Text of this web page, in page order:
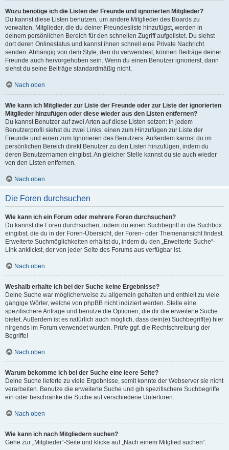
Wozu benötige ich die Listen der Freunde und ignorierten Mitglieder?
Du kannst diese Listen benutzen, um andere Mitglieder des Boards zu
verwalten. Mitglieder, die du deiner Freundesliste hinzufügst, werden in
deinem persönlichen Bereich für den schnellen Zugriff aufgelistet. Du siehst
dort deren Onlinestatus und kannst ihnen schnell eine Private Nachricht
senden. Abhängig von dem Style, den du verwendest, können Beiträge deiner
Freunde auch hervorgehoben sein. Wenn du einen Benutzer ignorierst, dann
siehst du seine Beiträge standardmäßig nicht.
Nach oben
Wie kann ich Mitglieder zur Liste der Freunde oder zur Liste der ignorierten
Mitglieder hinzufügen oder diese wieder aus den Listen entfernen?
Du kannst Benutzer auf zwei Arten auf diese Listen setzen: In jedem
Benutzerprofil siehst du zwei Links: einen zum Hinzufügen zur Liste der
Freunde und einen zum Ignorieren des Benutzers. Außerdem kannst du im
persönlichen Bereich direkt Benutzer zu den Listen hinzufügen, indem du
deren Benutzernamen eingibst. An gleicher Stelle kannst du sie auch wieder
von den Listen entfernen.
Nach oben
Die Foren durchsuchen
Wie kann ich ein Forum oder mehrere Foren durchsuchen?
Du kannst die Foren durchsuchen, indem du einen Suchbegriff in die Suchbox
eingibst, die du in der Foren-Übersicht, der Foren- oder Themenansicht findest.
Erweiterte Suchmöglichkeiten erhältst du, indem du den „Erweiterte Suche“-
Link anklickst, der von jeder Seite des Forums aus verfügbar ist.
Nach oben
Weshalb erhalte ich bei der Suche keine Ergebnisse?
Deine Suche war möglicherweise zu allgemein gehalten und enthielt zu viele
gängige Wörter, welche von phpBB nicht indiziert werden. Stelle eine
spezifischere Anfrage und benutze die Optionen, die dir die erweiterte Suche
bietet. Außerdem ist es natürlich auch möglich, dass dein(e) Suchbegriff(e) hier
nirgends im Forum verwendet wurden. Prüfe ggf. die Rechtschreibung der
Begriffe!
Nach oben
Warum bekomme ich bei der Suche eine leere Seite?
Deine Suche lieferte zu viele Ergebnisse, somit konnte der Webserver sie nicht
verarbeiten. Benutze die erweiterte Suche und gib spezifischere Suchbegriffe
ein oder beschränke die Suche auf verschiedene Unterforen.
Nach oben
Wie kann ich nach Mitgliedern suchen?
Gehe zur „Mitglieder“-Seite und klicke auf „Nach einem Mitglied suchen“.